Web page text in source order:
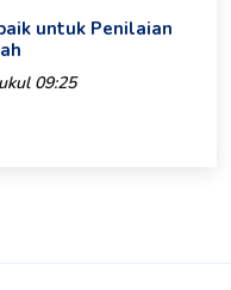
untuk Penilaian
09:25